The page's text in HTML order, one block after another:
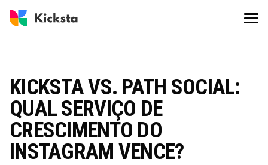
KICKSTA VS. PATH SOCIAL:
QUAL SERVIÇO DE
CRESCIMENTO DO
INSTAGRAM VENCE?